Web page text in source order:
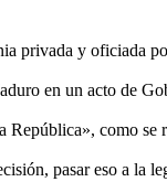
privada y oficiada
en un acto de
como se
pasar eso a la